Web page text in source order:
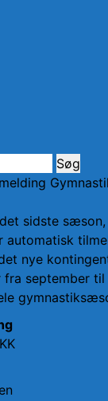
sidste
automatisk
nye
september til